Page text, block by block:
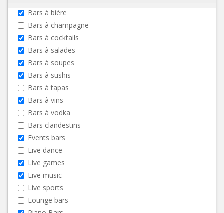
Bars à bière
Bars à champagne
Bars à cocktails
Bars à salades
Bars à soupes
Bars à sushis
Bars à tapas
Bars à vins
Bars à vodka
Bars clandestins
Events bars
Live dance
Live games
Live music
Live sports
Lounge bars